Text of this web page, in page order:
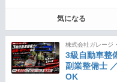
気になる
株式会社ガレージ
3級自動車整
副業整備士
OK